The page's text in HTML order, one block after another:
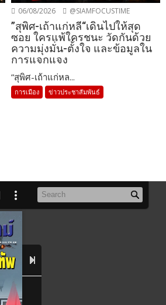
06/08/2026 @SIAMFOCUSTIME
”สุพิศ-เถ้าแก่หลี“เดินไปให้สุด
ซอย ใครแพ้ใครชนะ วัดกันด้วย
ความมุ่งมั่น-ตั้งใจ และข้อมูลใน
การแจกแจง
”สุพิศ-เถ้าแก่หล...
การเมือง ข่าวประชาสัมพันธ์